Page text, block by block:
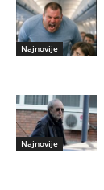
Najnovije
Najnovije